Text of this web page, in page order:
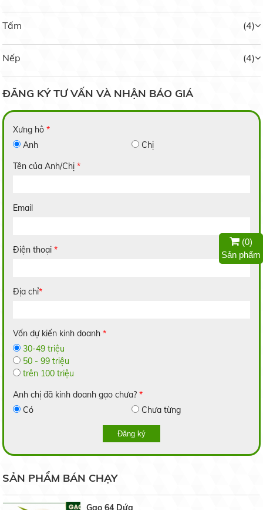
Tấm (4)
Nếp (4)
ĐĂNG KÝ TƯ VẤN VÀ NHẬN BÁO GIÁ
Xưng hô*
Anh
Chị
Tên của Anh/Chị*
Email
Điện thoại*
Địa chỉ*
Vốn dự kiến kinh doanh*
30-49 triệu
50 - 99 triệu
trên 100 triệu
Anh chị đã kinh doanh gạo chưa?*
Có
Chưa từng
Đăng ký
SẢN PHẨM BÁN CHẠY
Nếp Bắc Hạt Cau
14.000 đ/kg
Gạo 64 Dứa
19/05/2020
(0)
Sản phẩm